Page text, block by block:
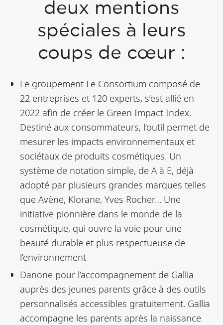
deux mentions
spéciales à leurs
coups de cœur :
Le groupement Le Consortium composé de
22 entreprises et 120 experts, s’est allié en
2022 afin de créer le Green Impact Index.
Destiné aux consommateurs, l’outil permet de
mesurer les impacts environnementaux et
sociétaux de produits cosmétiques. Un
système de notation simple, de A à E, déjà
adopté par plusieurs grandes marques telles
que Avène, Klorane, Yves Rocher… Une
initiative pionnière dans le monde de la
cosmétique, qui ouvre la voie pour une
beauté durable et plus respectueuse de
l’environnement
Danone pour l’accompagnement de Gallia
auprès des jeunes parents grâce à des outils
personnalisés accessibles gratuitement. Gallia
accompagne les parents après la naissance